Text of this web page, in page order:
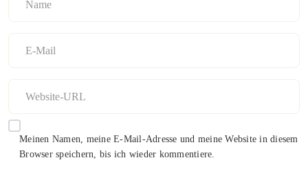
Meinen Namen, meine E-Mail-Adresse und meine Website in diesem
Browser speichern, bis ich wieder kommentiere.